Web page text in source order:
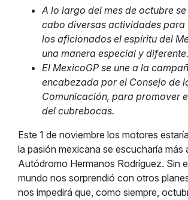
A lo largo del mes de octubre
cabo diversas actividades para
los aficionados el espíritu del
una manera especial y diferente.
El MexicoGP se une a la
encabezada por el Consejo de
Comunicación, para promover
del cubrebocas.
Este 1 de noviembre los motores
la pasión mexicana se escucharía más
Autódromo Hermanos Rodríguez. Sin
mundo nos sorprendió con otros
nos impedirá que, como siempre,